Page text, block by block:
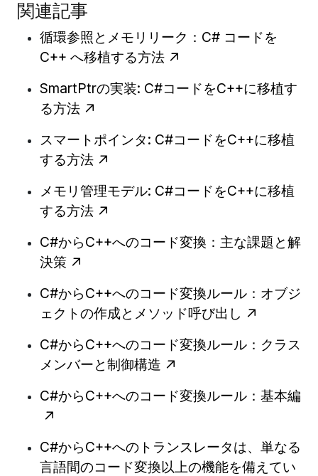
関連記事
循環参照とメモリリーク：C# コードを
C++ へ移植する方法
SmartPtrの実装: C#コードをC++に移植す
る方法
スマートポインタ: C#コードをC++に移植
する方法
メモリ管理モデル: C#コードをC++に移植
する方法
C#からC++へのコード変換：主な課題と解
決策
C#からC++へのコード変換ルール：オブジ
ェクトの作成とメソッド呼び出し
C#からC++へのコード変換ルール：クラス
メンバーと制御構造
C#からC++へのコード変換ルール：基本編
C#からC++へのトランスレータは、単なる
言語間のコード変換以上の機能を備えてい